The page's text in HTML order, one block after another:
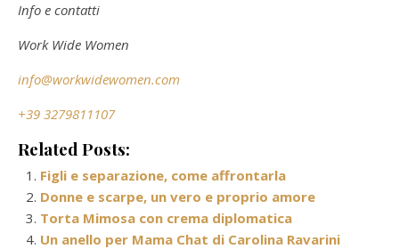
Info e contatti
Work Wide Women
info@workwidewomen.com
+39 3279811107
Related Posts:
Figli e separazione, come affrontarla
Donne e scarpe, un vero e proprio amore
Torta Mimosa con crema diplomatica
Un anello per Mama Chat di Carolina Ravarini